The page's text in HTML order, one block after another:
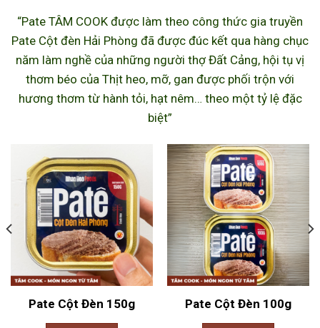
“Pate TÂM COOK được làm theo công thức gia truyền
Pate Cột đèn Hải Phòng đã được đúc kết qua hàng chục
năm làm nghề của những người thợ Đất Cảng, hội tụ vị
thơm béo của Thịt heo, mỡ, gan được phối trộn với
hương thơm từ hành tỏi, hạt nêm… theo một tỷ lệ đặc
biệt”
Pate Cột Đèn 150g Pate Cột Đèn 100g